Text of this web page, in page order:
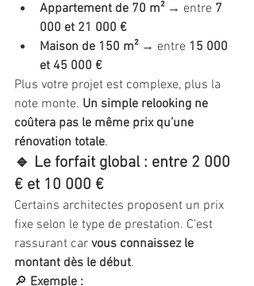
Appartement de 70 m² → entre 7
000 et 21 000 €
Maison de 150 m² → entre 15 000
et 45 000 €
Plus votre projet est complexe, plus la
note monte. Un simple relooking ne
coûtera pas le même prix qu’une
rénovation totale.
🔹 Le forfait global : entre 2 000
€ et 10 000 €
Certains architectes proposent un prix
fixe selon le type de prestation. C’est
rassurant car vous connaissez le
montant dès le début.
🔎 Exemple :